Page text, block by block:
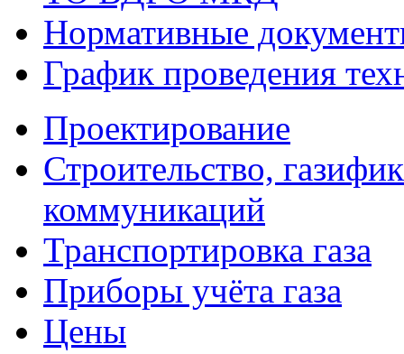
Нормативные
График проведения
Проектирование
Строительство,
коммуникаций
Транспортировка газа
Приборы учёта газа
Цены